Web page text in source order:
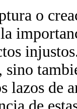
o
lazos de